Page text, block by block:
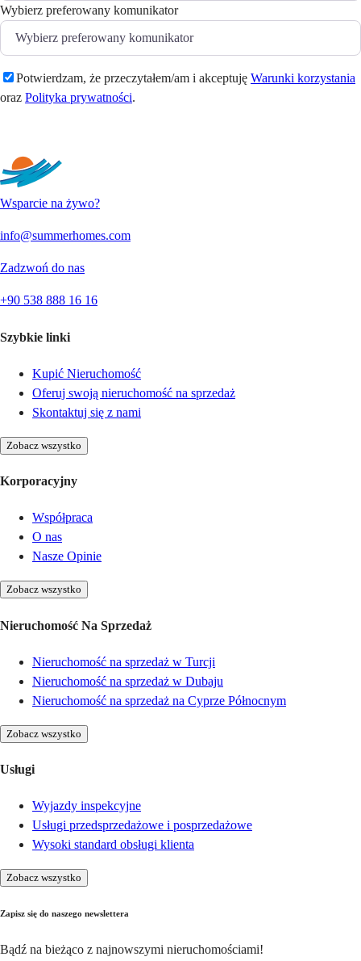
Wybierz preferowany komunikator
Potwierdzam, że przeczytałem/am i akceptuję Warunki korzystania
oraz Polityka prywatności.
Wsparcie na żywo?
info@summerhomes.com
Zadzwoń do nas
+90 538 888 16 16
Szybkie linki
Kupić Nieruchomość
Oferuj swoją nieruchomość na sprzedaż
Skontaktuj się z nami
Zobacz wszystko
Korporacyjny
Współpraca
O nas
Nasze Opinie
Zobacz wszystko
Nieruchomość Na Sprzedaż
Nieruchomość na sprzedaż w Turcji
Nieruchomość na sprzedaż w Dubaju
Nieruchomość na sprzedaż na Cyprze Północnym
Zobacz wszystko
Usługi
Wyjazdy inspekcyjne
Usługi przedsprzedażowe i posprzedażowe
Wysoki standard obsługi klienta
Zobacz wszystko
Zapisz się do naszego newslettera
Bądź na bieżąco z najnowszymi nieruchomościami!